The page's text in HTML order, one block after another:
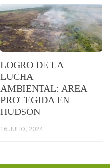
LOGRO DE LA
LUCHA
AMBIENTAL: AREA
PROTEGIDA EN
HUDSON
16 JULIO, 2024